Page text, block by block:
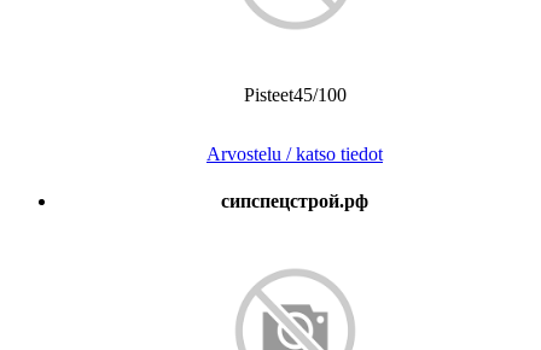
Pisteet45/100
Arvostelu / katso tiedot
сипспецстрой.рф